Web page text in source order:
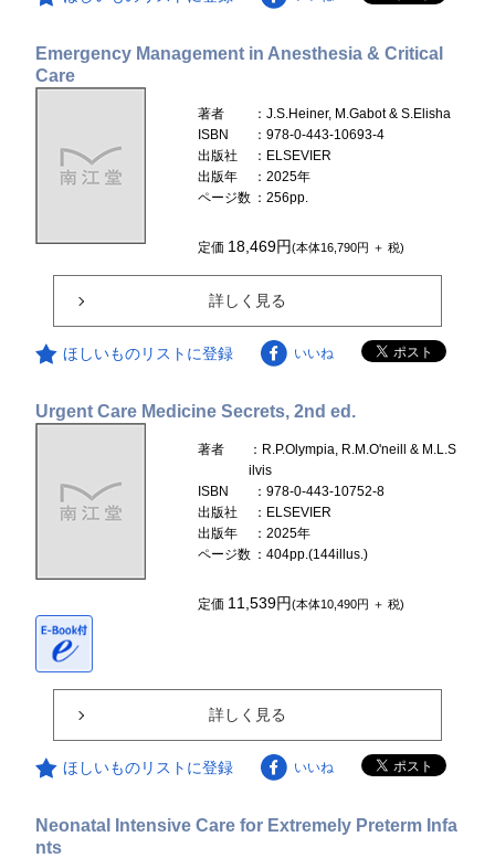
Emergency Management in Anesthesia & Critical
Care
著者
：J.S.Heiner, M.Gabot & S.Elisha
ISBN
：978-0-443-10693-4
出版社
：ELSEVIER
出版年
：2025年
ページ数 ：256pp.
定価 18,469円(本体16,790円 ＋ 税)
詳しく見る
ほしいものリストに登録 いいね
Urgent Care Medicine Secrets, 2nd ed.
著者
：R.P.Olympia, R.M.O'neill & M.L.S
ilvis
ISBN
：978-0-443-10752-8
出版社
：ELSEVIER
出版年
：2025年
ページ数 ：404pp.(144illus.)
定価 11,539円(本体10,490円 ＋ 税)
詳しく見る
ほしいものリストに登録 いいね
Neonatal Intensive Care for Extremely Preterm Infa
nts